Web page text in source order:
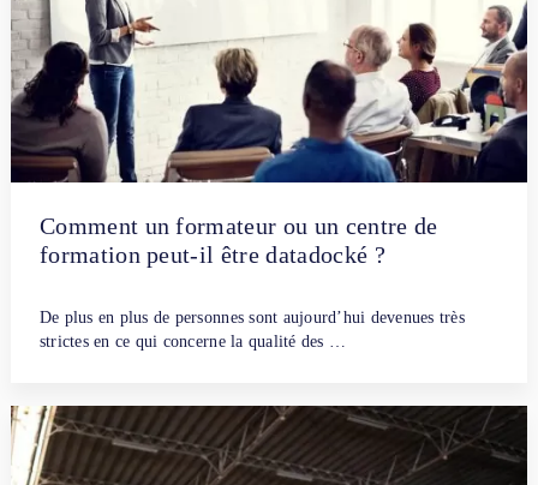
Comment un formateur ou un centre de
formation peut-il être datadocké ?
De plus en plus de personnes sont aujourd’hui devenues très
strictes en ce qui concerne la qualité des …